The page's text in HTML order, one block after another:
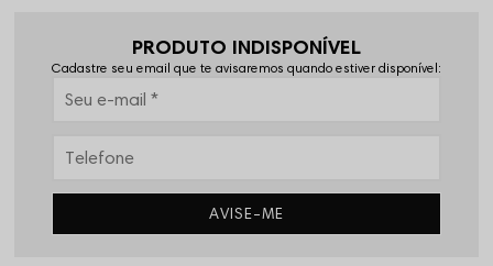
PRODUTO INDISPONÍVEL
Cadastre seu email que te avisaremos quando estiver disponível:
AVISE-ME